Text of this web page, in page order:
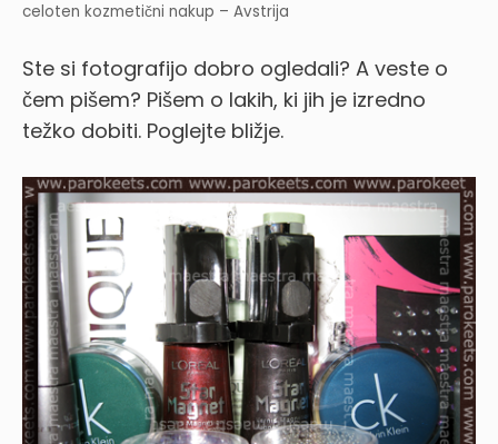
celoten kozmetični nakup – Avstrija
Ste si fotografijo dobro ogledali? A veste o
čem pišem? Pišem o lakih, ki jih je izredno
težko dobiti. Poglejte bližje.